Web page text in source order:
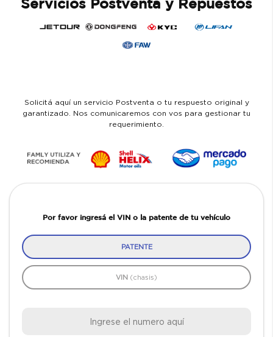
Servicios Postventa y Repuestos
Solicitá aquí un servicio Postventa o tu respuesto original y
garantizado. Nos comunicaremos con vos para gestionar tu
requerimiento.
Por favor ingresá el VIN o la patente de tu vehículo
PATENTE
VIN (chasis)